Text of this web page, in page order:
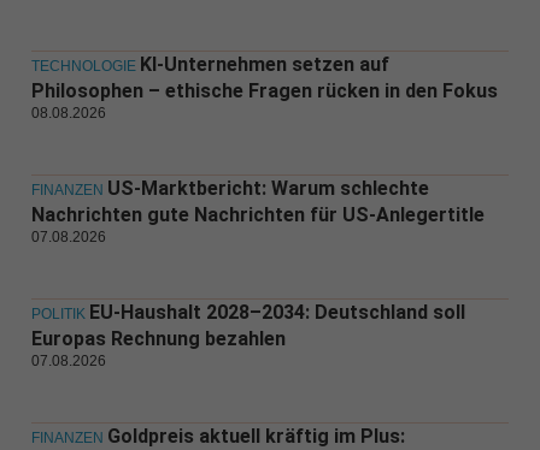
TECHNOLOGIE KI-Unternehmen setzen auf
Philosophen – ethische Fragen rücken in den Fokus
08.08.2026
FINANZEN US-Marktbericht: Warum schlechte
Nachrichten gute Nachrichten für US-Anlegertitle
07.08.2026
POLITIK EU-Haushalt 2028–2034: Deutschland soll
Europas Rechnung bezahlen
07.08.2026
FINANZEN Goldpreis aktuell kräftig im Plus: